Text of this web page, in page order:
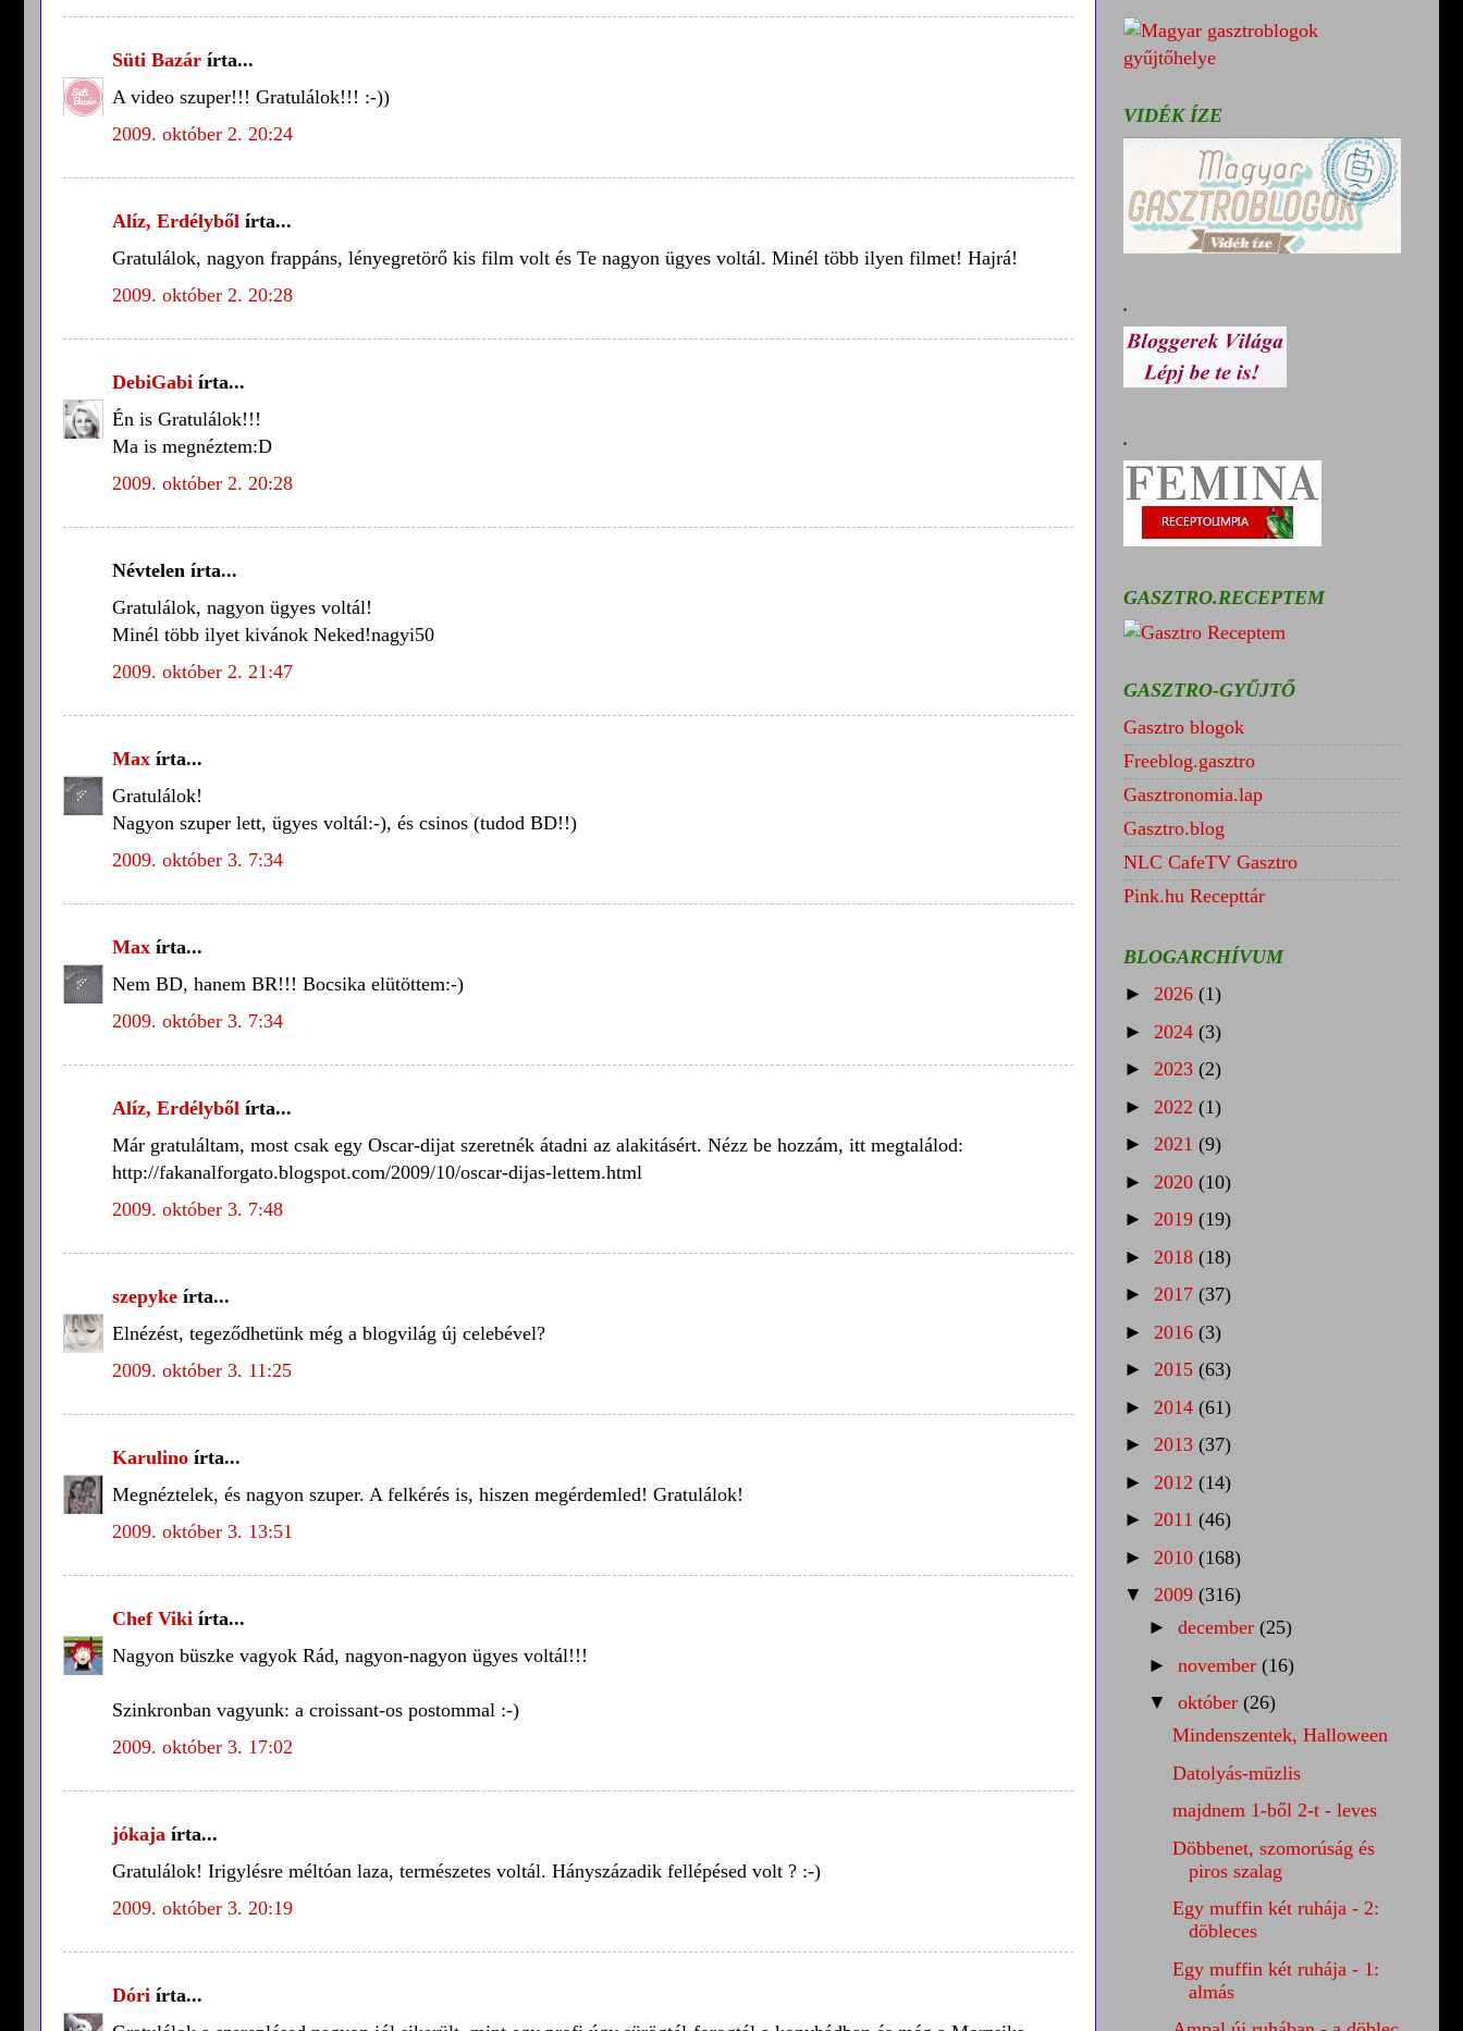
Süti Bazár írta...
A video szuper!!! Gratulálok!!! :-))
2009. október 2. 20:24
Alíz, Erdélyből írta...
Gratulálok, nagyon frappáns, lényegretörő kis film volt és Te nagyon ügyes voltál. Minél több ilyen filmet! Hajrá!
2009. október 2. 20:28
DebiGabi írta...
Én is Gratulálok!!!
Ma is megnéztem:D
2009. október 2. 20:28
Névtelen írta...
Gratulálok, nagyon ügyes voltál!
Minél több ilyet kivánok Neked!nagyi50
2009. október 2. 21:47
Max írta...
Gratulálok!
Nagyon szuper lett, ügyes voltál:-), és csinos (tudod BD!!)
2009. október 3. 7:34
Max írta...
Nem BD, hanem BR!!! Bocsika elütöttem:-)
2009. október 3. 7:34
Alíz, Erdélyből írta...
Már gratuláltam, most csak egy Oscar-dijat szeretnék átadni az alakitásért. Nézz be hozzám, itt megtalálod:
http://fakanalforgato.blogspot.com/2009/10/oscar-dijas-lettem.html
2009. október 3. 7:48
szepyke írta...
Elnézést, tegeződhetünk még a blogvilág új celebével?
2009. október 3. 11:25
Karulino írta...
Megnéztelek, és nagyon szuper. A felkérés is, hiszen megérdemled! Gratulálok!
2009. október 3. 13:51
Chef Viki írta...
Nagyon büszke vagyok Rád, nagyon-nagyon ügyes voltál!!!
Szinkronban vagyunk: a croissant-os postommal :-)
2009. október 3. 17:02
jókaja írta...
Gratulálok! Irigylésre méltóan laza, természetes voltál. Hányszázadik fellépésed volt ? :-)
2009. október 3. 20:19
Dóri írta...
VIDÉK ÍZE
.
.
GASZTRO.RECEPTEM
GASZTRO-GYŰJTŐ
Gasztro blogok
Freeblog.gasztro
Gasztronomia.lap
Gasztro.blog
NLC CafeTV Gasztro
Pink.hu Recepttár
BLOGARCHÍVUM
► 2026 (1)
► 2024 (3)
► 2023 (2)
► 2022 (1)
► 2021 (9)
► 2020 (10)
► 2019 (19)
► 2018 (18)
► 2017 (37)
► 2016 (3)
► 2015 (63)
► 2014 (61)
► 2013 (37)
► 2012 (14)
► 2011 (46)
► 2010 (168)
▼ 2009 (316)
► december (25)
► november (16)
▼ október (26)
Mindenszentek, Halloween
Datolyás-müzlis
majdnem 1-ből 2-t - leves
Döbbenet, szomorúság és
piros szalag
Egy muffin két ruhája - 2:
döbleces
Egy muffin két ruhája - 1:
almás